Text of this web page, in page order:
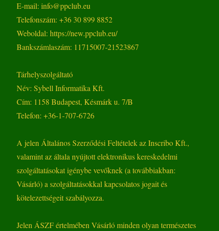
E-mail: info@ppclub.eu
Telefonszám: +36 30 899 8852
Weboldal: https://new.ppclub.eu/
Bankszámlaszám: 11715007-21523867
Tárhelyszolgáltató
Név: Sybell Informatika Kft.
Cím: 1158 Budapest, Késmárk u. 7/B
Telefon: +36-1-707-6726
A jelen Általános Szerződési Feltételek az Inscribo Kft.,
valamint az általa nyújtott elektronikus kereskedelmi
szolgáltatásokat igénybe vevőknek (a továbbiakban:
Vásárló) a szolgáltatásokkal kapcsolatos jogait és
kötelezettségeit szabályozza.
Jelen ÁSZF értelmében Vásárló minden olyan természetes